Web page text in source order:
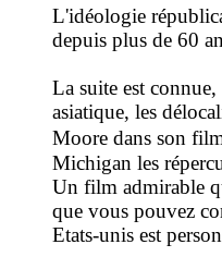
L'idéologie
depuis plus de 60
La suite est
asiatique, les
Moore dans son
Michigan les
Un film admirable
que vous pouvez
Etats-unis est